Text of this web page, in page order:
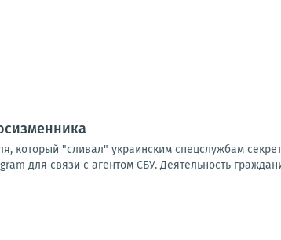
который "сливал" украинским спецслужбам
для связи с агентом СБУ. Деятельность